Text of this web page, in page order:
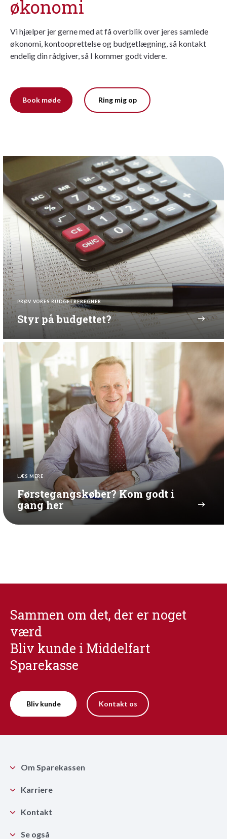
økonomi
Vi hjælper jer gerne med at få overblik over jeres samlede
økonomi, kontooprettelse og budgetlægning, så kontakt
endelig din rådgiver, så I kommer godt videre.
Book møde Ring mig op
PRØV VORES BUDGETBEREGNER
Styr på budgettet?
LÆS MERE
Førstegangskøber? Kom godt i
gang her
Sammen om det, der er noget
værd
Bliv kunde i Middelfart
Sparekasse
Bliv kunde Kontakt os
Om Sparekassen
Karriere
Kontakt
Se også